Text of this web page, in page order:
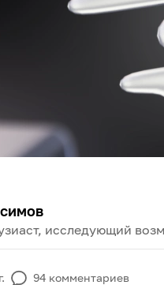
исследующий
94 комментариев